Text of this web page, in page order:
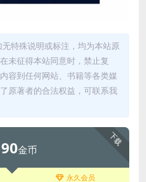
特殊说明或标注，均为本站原
未征得本站同意时，禁止复
容到任何网站、书籍等各类媒
原著者的合法权益，可联系我
下载
90金币
永久会员